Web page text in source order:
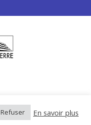
Refuser En savoir plus